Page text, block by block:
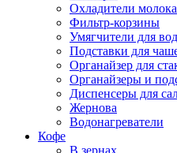
Охладители молока
Фильтр-корзины
Умягчители для
Подставки для
Органайзер для
Органайзеры и
Диспенсеры для
Жернова
Водонагреватели
Кофе